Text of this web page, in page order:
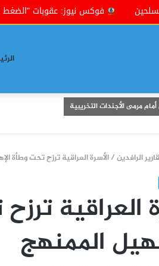
فوكس نيوز: عقوبات "الضغط الأقصى" التي
مرمى الأجندات التخريبية
الرافدين/الأسرة العراقية ترزح تحت وطأة
العراقية
الممنهج